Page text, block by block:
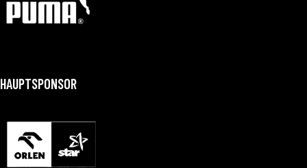
HAUPTSPONSOR